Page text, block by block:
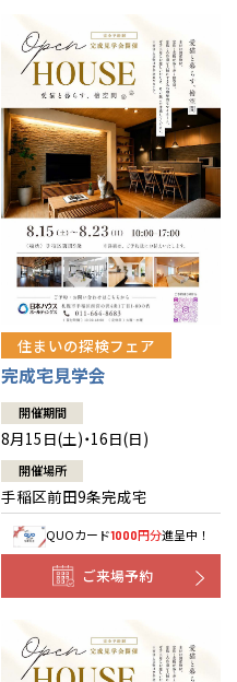
住まいの探検フェア
完成宅見学会
開催期間
8月15日(土)・16日(日)
開催場所
手稲区前田9条完成宅
QUOカード1000円分進呈中！
ご来場予約